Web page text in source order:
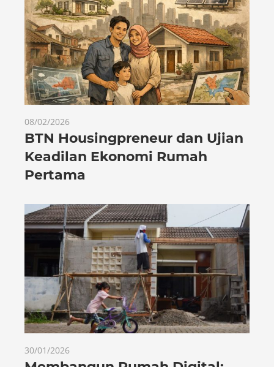
08/02/2026
BTN Housingpreneur dan Ujian
Keadilan Ekonomi Rumah
Pertama
30/01/2026